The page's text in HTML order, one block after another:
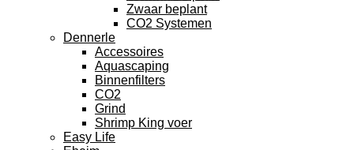
Zwaar beplant
CO2 Systemen
Dennerle
Accessoires
Aquascaping
Binnenfilters
CO2
Grind
Shrimp King voer
Easy Life